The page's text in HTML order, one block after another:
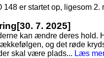
er startet op, ligesom 2.
[30. 7. 2025]
kan ændre deres
og det røde
skal være plads... Læs